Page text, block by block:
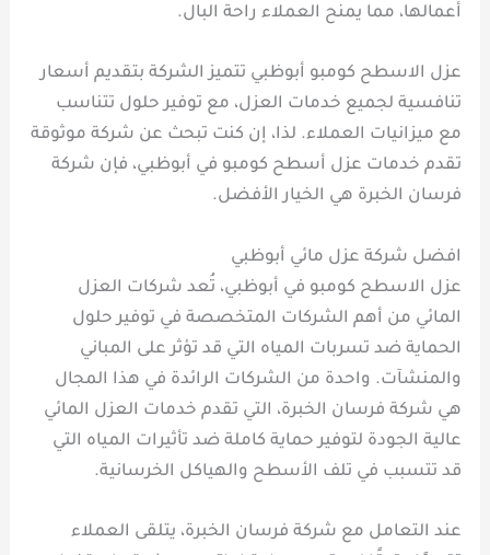
أعمالها، مما يمنح العملاء راحة البال.
عزل الاسطح كومبو أبوظبي تتميز الشركة بتقديم أسعار
تنافسية لجميع خدمات العزل، مع توفير حلول تتناسب
مع ميزانيات العملاء. لذا، إن كنت تبحث عن شركة موثوقة
تقدم خدمات عزل أسطح كومبو في أبوظبي، فإن شركة
فرسان الخبرة هي الخيار الأفضل.
افضل شركة عزل مائي أبوظبي
عزل الاسطح كومبو في أبوظبي، تُعد شركات العزل
المائي من أهم الشركات المتخصصة في توفير حلول
الحماية ضد تسربات المياه التي قد تؤثر على المباني
والمنشآت. واحدة من الشركات الرائدة في هذا المجال
هي شركة فرسان الخبرة، التي تقدم خدمات العزل المائي
عالية الجودة لتوفير حماية كاملة ضد تأثيرات المياه التي
قد تتسبب في تلف الأسطح والهياكل الخرسانية.
عند التعامل مع شركة فرسان الخبرة، يتلقى العملاء